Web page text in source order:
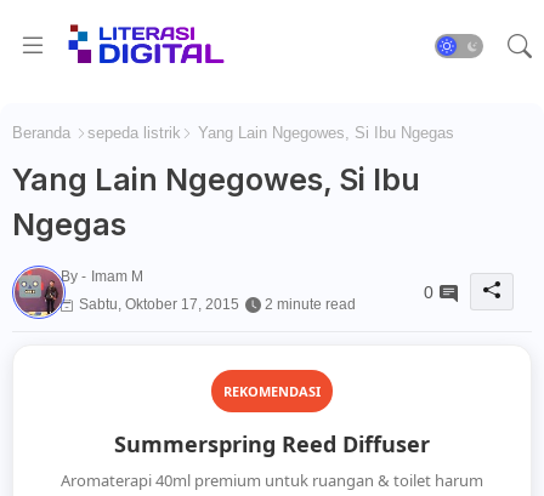
Beranda sepeda listrik Yang Lain Ngegowes, Si Ibu Ngegas
Yang Lain Ngegowes, Si Ibu
Ngegas
By - Imam M
Sabtu, Oktober 17, 2015
2 minute read
0
REKOMENDASI
Summerspring Reed Diffuser
Aromaterapi 40ml premium untuk ruangan & toilet harum